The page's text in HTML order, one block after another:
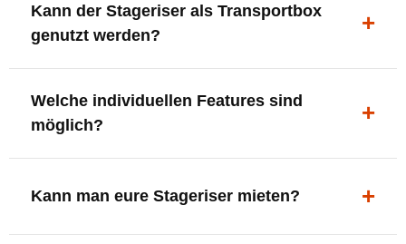
innerhalb Deutschlands kostenfrei.
Kann der Stageriser als Transportbox
genutzt werden?
oder Zubehör nutzen.
Welche individuellen Features sind
möglich?
XLR-Brücke / Schnittstelle
Setlist-Clip
Kann man eure Stageriser mieten?